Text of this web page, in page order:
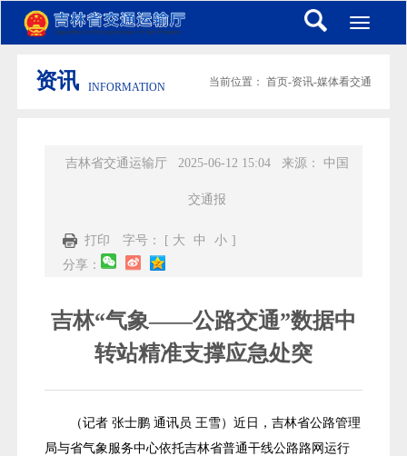
Toggle
资讯 INFORMATION 当前位置： 首页-资讯-媒体看交通
吉林省交通运输厅 2025-06-12 15:04 来源： 中国
交通报
打印 字号： [ 大 中 小 ]
分享：
吉林“气象——公路交通”数据中
转站精准支撑应急处突
（记者 张士鹏 通讯员 王雪）近日，吉林省公路管理
局与省气象服务中心依托吉林省普通干线公路路网运行